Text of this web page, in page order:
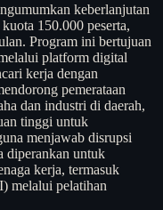
keberlanjutan
150.000 peserta,
Program ini bertujuan
platform digital
kerja dengan
pemerataan
dan industri di daerah,
tinggi untuk
menjawab disrupsi
diperankan untuk
kerja, termasuk
melalui pelatihan